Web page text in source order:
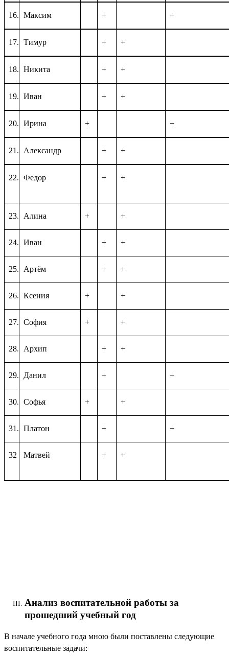
16. Максим + +
17. Тимур + +
18. Никита + +
19. Иван + +
20. Ирина + +
21. Александр + +
22. Федор + +
23. Алина + +
24. Иван + +
25. Артём + +
26. Ксения + +
27. София + +
28. Архип + +
29. Данил + +
30. Софья + +
31. Платон + +
32 Матвей + +
Анализ воспитательной работы за
прошедший учебный год
В начале учебного года мною были поставлены следующие
воспитательные задачи: